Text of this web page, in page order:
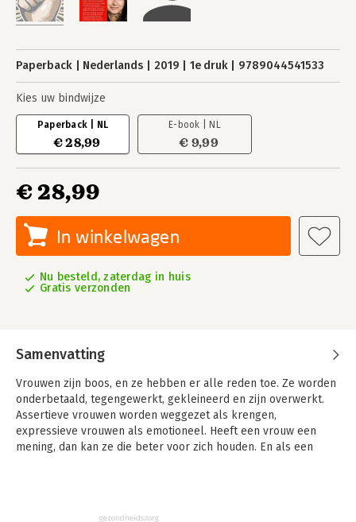
Paperback Nederlands 2019 1e druk 9789044541533
Kies uw bindwijze
Paperback | NL
€ 28,99
E-book | NL
€ 9,99
€ 28,99
In winkelwagen
Nu besteld, zaterdag in huis
Gratis verzonden
Samenvatting
Vrouwen zijn boos, en ze hebben er alle reden toe. Ze worden
onderbetaald, tegengewerkt, gekleineerd en zijn overwerkt.
Assertieve vrouwen worden weggezet als krengen,
expressieve vrouwen als emotioneel. Heeft een vrouw een
mening, dan kan ze die beter voor zich houden. En als een
gezondheidszorg